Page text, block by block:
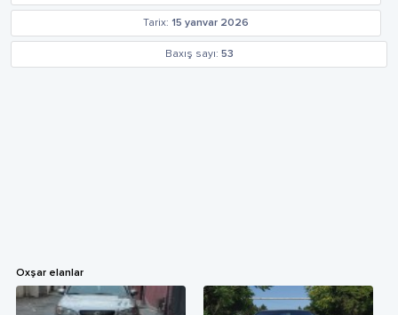
Tarix: 15 yanvar 2026
Baxış sayı: 53
Oxşar elanlar